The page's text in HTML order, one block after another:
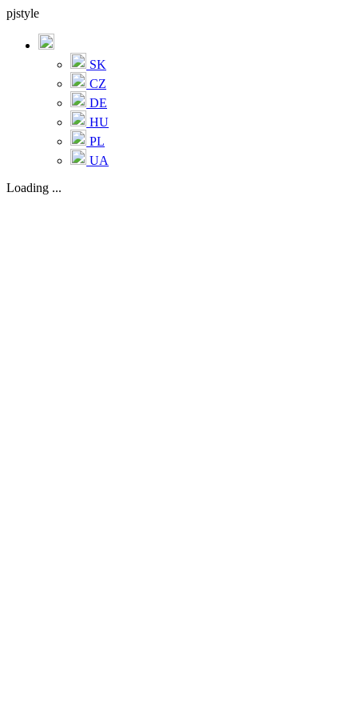
pjstyle
SK
CZ
DE
HU
PL
UA
Loading ...